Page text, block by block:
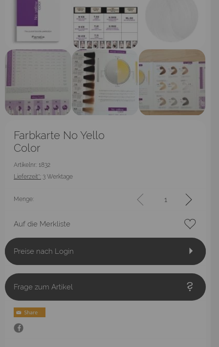
Farbkarte No Yello
Color
Artikelnr.: 1832
Lieferzeit*: 3 Werktage
Menge:
Auf die Merkliste
Preise nach Login
Frage zum Artikel